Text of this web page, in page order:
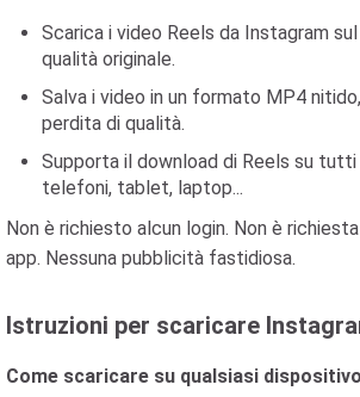
Scarica i video Reels da Instagram
qualità originale.
Salva i video in un formato MP4
perdita di qualità.
Supporta il download di Reels su tutti
telefoni, tablet, laptop...
Non è richiesto alcun login. Non è
app. Nessuna pubblicità fastidiosa.
Istruzioni per scaricare
Come scaricare su qualsiasi